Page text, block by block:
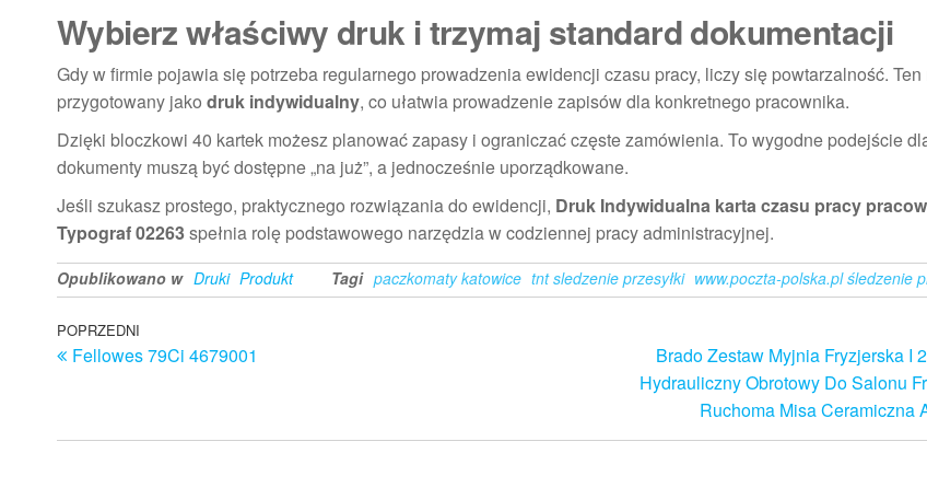
Wybierz właściwy druk i trzymaj standard dokumentacji
Gdy w firmie pojawia się potrzeba regularnego prowadzenia ewidencji czasu pracy, liczy się powtarzalność.
przygotowany jako druk indywidualny, co ułatwia prowadzenie zapisów dla konkretnego pracownika.
Dzięki bloczkowi 40 kartek możesz planować zapasy i ograniczać częste zamówienia. To wygodne podejście
dokumenty muszą być dostępne „na już”, a jednocześnie uporządkowane.
Jeśli szukasz prostego, praktycznego rozwiązania do ewidencji, Druk Indywidualna karta czasu pracy
Typograf 02263spełnia rolę podstawowego narzędzia w codziennej pracy administracyjnej.
Opublikowano w Druki Produkt Tagi paczkomaty katowice tnt sledzenie przesyłki www.poczta-polska.pl śledzenie
Nawigacja
wpisu
Poprzedni
wpis
POPRZEDNI
Fellowes 79Ci 4679001
Brado Zestaw Myjnia Fryzjerska I
Hydrauliczny Obrotowy Do Salonu
Ruchoma Misa Ceramiczna